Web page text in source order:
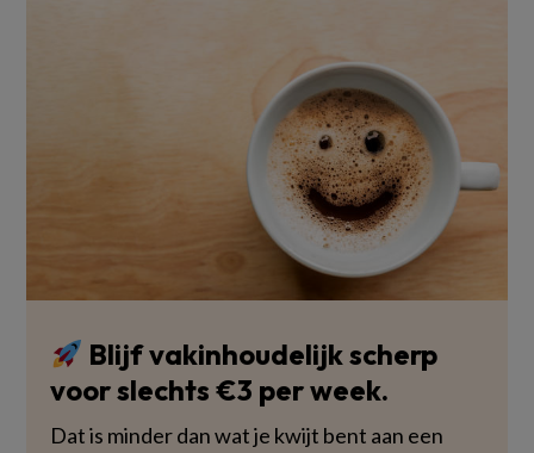
Blijf vakinhoudelijk scherp
voor slechts €3 per week.
Dat is minder dan wat je kwijt bent aan een